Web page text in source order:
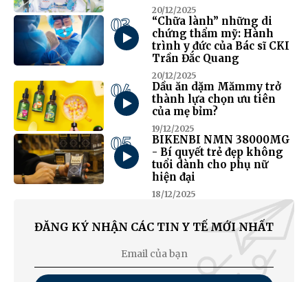
20/12/2025
03
“Chữa lành” những di
chứng thẩm mỹ: Hành
trình y đức của Bác sĩ CKI
Trần Đắc Quang
20/12/2025
04
Dầu ăn dặm Mămmy trở
thành lựa chọn ưu tiên
của mẹ bỉm?
19/12/2025
05
BIKENBI NMN 38000MG
- Bí quyết trẻ đẹp không
tuổi dành cho phụ nữ
hiện đại
18/12/2025
ĐĂNG KÝ NHẬN CÁC TIN Y TẾ MỚI NHẤT